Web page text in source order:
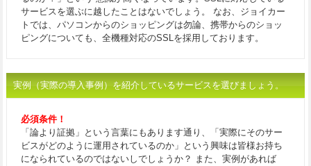
サービスを選ぶに越したことはないでしょう。 なお、ジョイカー
トでは、パソコンからのショッピングは勿論、携帯からのショッ
ピングについても、全機種対応のSSLを採用しております。
実例（実際の導入事例）を紹介しているサービスを選びましょう。
必須条件！
「論より証拠」という言葉にもあります通り、「実際にそのサー
ビスがどのように運用されているのか」という興味は皆様お持ち
になられているのではないしでしょうか？ また、実例があれば